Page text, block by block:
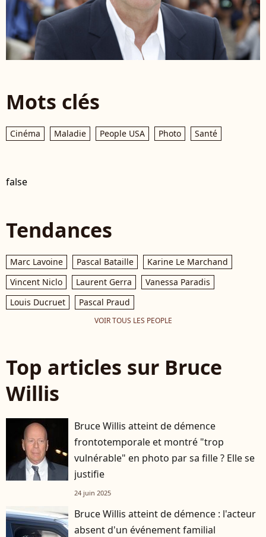
Mots clés
Cinéma Maladie People USA Photo Santé
false
Tendances
Marc Lavoine Pascal Bataille
Karine Le Marchand
Vincent Niclo
Laurent Gerra
Vanessa Paradis
Louis Ducruet
Pascal Praud
VOIR TOUS LES PEOPLE
Top articles sur Bruce
Willis
Bruce Willis atteint de démence
frontotemporale et montré "trop
vulnérable" en photo par sa fille ? Elle se
justifie
24 juin 2025
Bruce Willis atteint de démence : l'acteur
absent d'un événement familial